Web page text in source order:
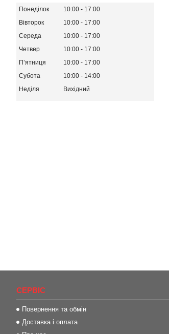
Понеділок 10:00
17:00
Вівторок
10:00
17:00
Середа
10:00
17:00
Четвер
10:00
17:00
Пʼятниця
10:00
17:00
Субота
10:00
14:00
Неділя
Вихідний
СЕРВІС
Повернення та обмін
Доставка і оплата